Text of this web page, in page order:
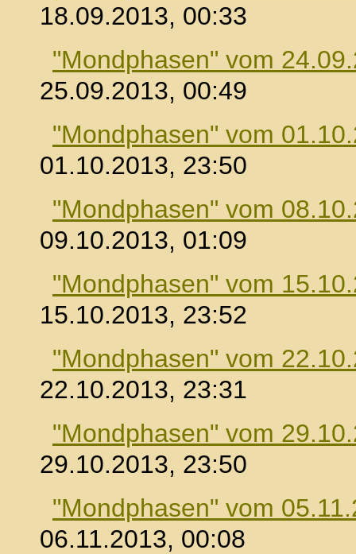
18.09.2013, 00:33
"Mondphasen" vom
25.09.2013, 00:49
"Mondphasen" vom
01.10.2013, 23:50
"Mondphasen" vom
09.10.2013, 01:09
"Mondphasen" vom
15.10.2013, 23:52
"Mondphasen" vom
22.10.2013, 23:31
"Mondphasen" vom
29.10.2013, 23:50
"Mondphasen" vom
06.11.2013, 00:08